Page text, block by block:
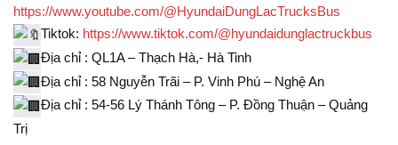
https://www.youtube.com/@HyundaiDungLacTrucksBus
Tiktok: https://www.tiktok.com/@hyundaidunglactruckbus
Địa chỉ : QL1A – Thạch Hà,- Hà Tinh
Địa chỉ : 58 Nguyễn Trãi – P. Vinh Phú – Nghệ An
Địa chỉ : 54-56 Lý Thánh Tông – P. Đồng Thuận – Quảng
Trị